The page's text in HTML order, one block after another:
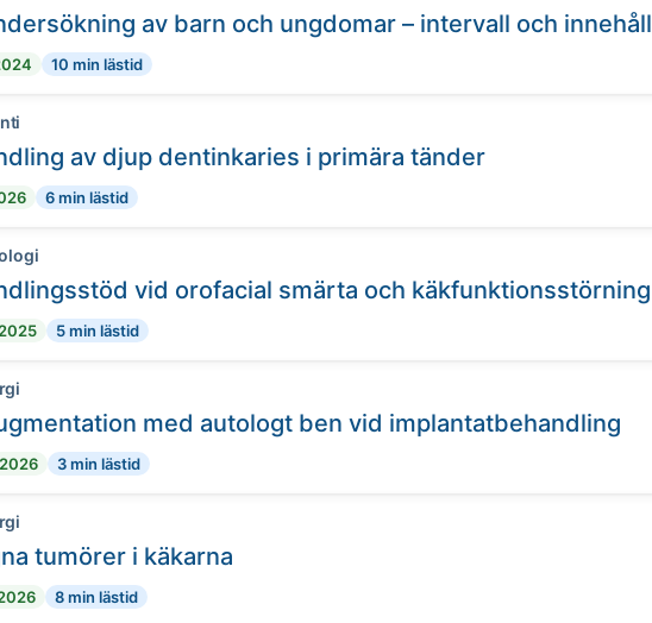
av barn och ungdomar – intervall och innehåll
10 min lästid
av djup dentinkaries i primära tänder
6 min lästid
vid orofacial smärta och käkfunktionsstörning
5 min lästid
med autologt ben vid implantatbehandling
3 min lästid
tumörer i käkarna
8 min lästid